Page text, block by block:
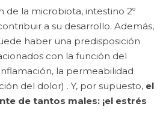
de la microbiota, intestino 2º
a su desarrollo. Además,
haber una predisposición
con la función del
la permeabilidad
del dolor) . Y, por supuesto, el
de tantos males: ¡el estrés